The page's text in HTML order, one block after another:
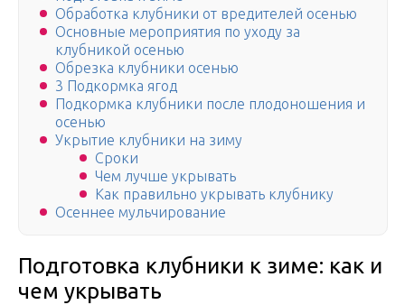
Обработка клубники от вредителей осенью
Основные мероприятия по уходу за
клубникой осенью
Обрезка клубники осенью
3 Подкормка ягод
Подкормка клубники после плодоношения и
осенью
Укрытие клубники на зиму
Сроки
Чем лучше укрывать
Как правильно укрывать клубнику
Осеннее мульчирование
Подготовка клубники к зиме: как и
чем укрывать